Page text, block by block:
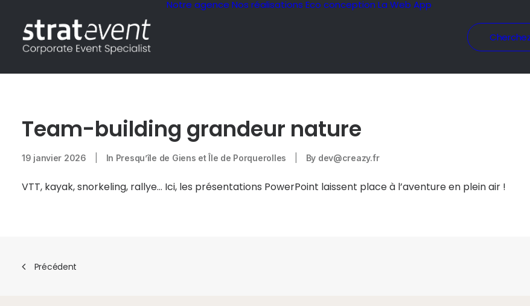
Notre agence Nos réalisations Eco conception La Web App
Team-building grandeur nature
19 janvier 2026 In Presqu’île de Giens et Île de Porquerolles By dev@creazy.fr
VTT, kayak, snorkeling, rallye… Ici, les présentations PowerPoint laissent place à l’aventure en plein air !
Précédent